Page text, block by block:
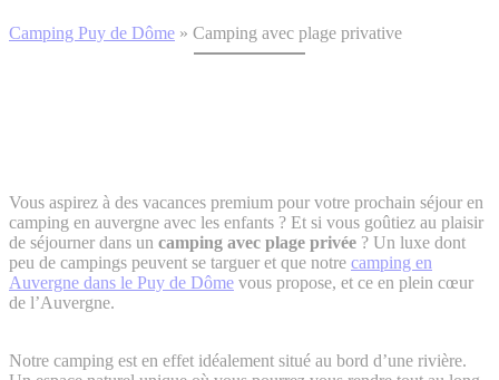
Camping Puy de Dôme » Camping avec plage privative
Vous aspirez à des vacances premium pour votre prochain séjour en
camping en auvergne avec les enfants ? Et si vous goûtiez au plaisir
de séjourner dans un camping avec plage privée ? Un luxe dont
peu de campings peuvent se targuer et que notre camping en
Auvergne dans le Puy de Dôme vous propose, et ce en plein cœur
de l’Auvergne.
Notre camping est en effet idéalement situé au bord d’une rivière.